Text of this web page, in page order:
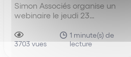
Simon Associés organise un
webinaire le jeudi 23
11h00 sur le thème : Les
enjeux de la responsabilité
3703 vues
1 minute(s) de
lecture